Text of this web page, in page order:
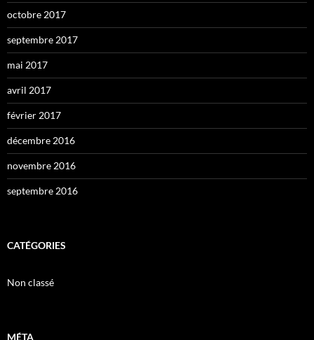
octobre 2017
septembre 2017
mai 2017
avril 2017
février 2017
décembre 2016
novembre 2016
septembre 2016
CATÉGORIES
Non classé
MÉTA